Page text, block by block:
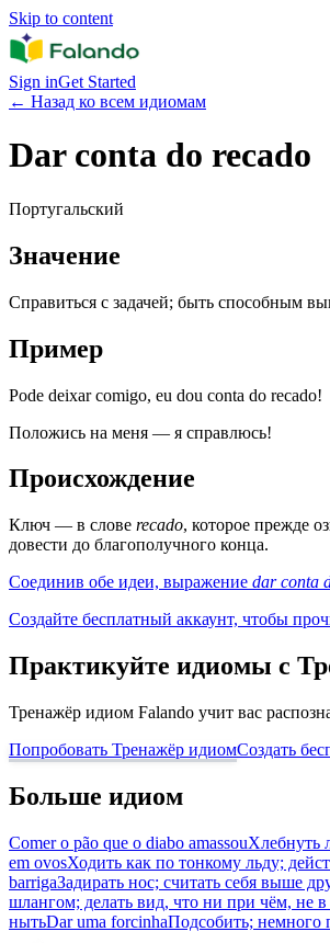
Skip to content
Sign inGet Started
← Назад ко всем идиомам
Dar conta do recado
Португальский
Значение
Справиться с задачей; быть способным
Пример
Pode deixar comigo, eu dou conta do recado!
Положись на меня — я справлюсь!
Происхождение
Ключ — в слове recado, которое прежде
довести до благополучного конца.
Соединив обе идеи, выражение dar conta
Создайте бесплатный аккаунт, чтобы
Практикуйте идиомы с
Тренажёр идиом Falando учит вас
Попробовать Тренажёр идиомСоздать
Больше идиом
Comer o pão que o diabo amassouХлебнуть
em ovosХодить как по тонкому льду;
barrigaЗадирать нос; считать себя выше
шлангом; делать вид, что ни при чём, не в
нытьDar uma forcinhaПодсобить; немного